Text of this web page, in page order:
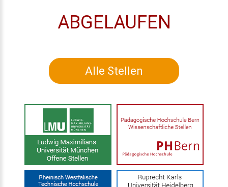
ABGELAUFEN
Alle Stellen